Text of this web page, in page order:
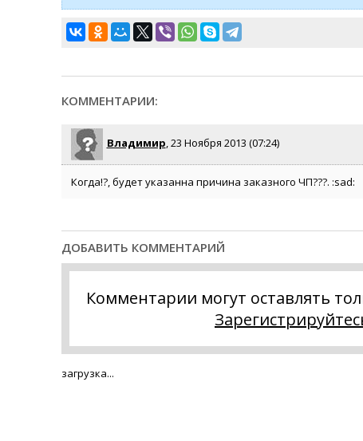
КОММЕНТАРИИ:
Владимир, 23 Ноября 2013 (07:24)
Когда!?, будет указанна причина заказного ЧП???. :sad:
ДОБАВИТЬ КОММЕНТАРИЙ
Комментарии могут оставлять
загрузка...